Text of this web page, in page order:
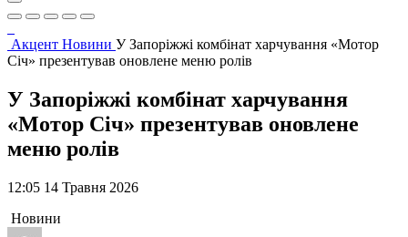
Акцент Новини У Запоріжжі комбінат харчування «Мотор
Січ» презентував оновлене меню ролів
У Запоріжжі комбінат харчування
«Мотор Січ» презентував оновлене
меню ролів
12:05 14 Травня 2026
Новини